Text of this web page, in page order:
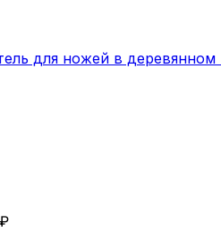
для ножей в деревянном
₽